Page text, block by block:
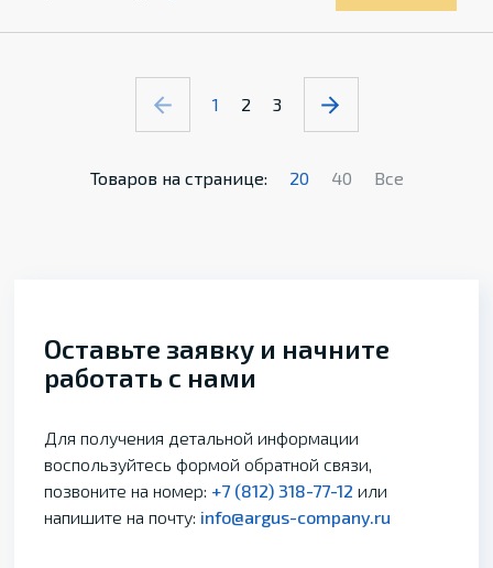
1 2 3
Товаров на странице: 20 40 Все
Оставьте заявку и начните
работать с нами
Для получения детальной информации
воспользуйтесь формой обратной связи,
позвоните на номер: +7 (812) 318-77-12 или
напишите на почту: info@argus-company.ru